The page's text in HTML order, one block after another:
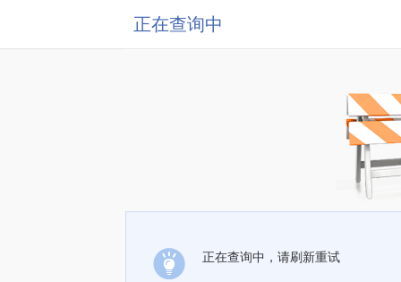
正在查询中
正在查询中，请刷新重试